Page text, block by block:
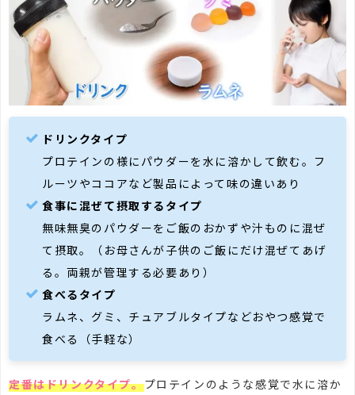
ドリンクタイプ
プロテインの様にパウダーを水に溶かして飲む。フ
ルーツやココアなど製品によって味の違いあり
食事に混ぜて摂取するタイプ
無味無臭のパウダーをご飯のおかずや汁ものに混ぜ
て摂取。（お母さんが子供のご飯にだけ混ぜてあげ
る。両親が管理する必要あり）
食べるタイプ
ラムネ、グミ、チュアブルタイプなどおやつ感覚で
食べる（手軽な）
定番はドリンクタイプ。プロテインのような感覚で水に溶か